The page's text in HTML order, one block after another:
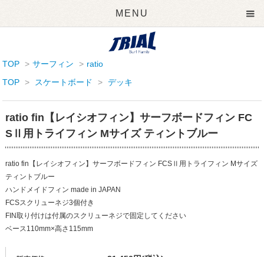
MENU
TOP > サーフィン > ratio
TOP > スケートボード > デッキ
ratio fin【レイシオフィン】サーフボードフィン FC
SⅡ用トライフィン Mサイズ ティントブルー
ratio fin【レイシオフィン】サーフボードフィン FCSⅡ用トライフィン Mサイズ
ティントブルー
ハンドメイドフィン made in JAPAN
FCSスクリューネジ3個付き
FIN取り付けは付属のスクリューネジで固定してください
ベース110mm×高さ115mm